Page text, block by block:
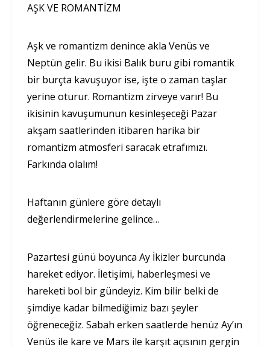
AŞK VE ROMANTİZM
Aşk ve romantizm denince akla Venüs ve
Neptün gelir. Bu ikisi Balık buru gibi romantik
bir burçta kavuşuyor ise, işte o zaman taşlar
yerine oturur. Romantizm zirveye varır! Bu
ikisinin kavuşumunun kesinleşeceği Pazar
akşam saatlerinden itibaren harika bir
romantizm atmosferi saracak etrafımızı.
Farkında olalım!
Haftanın günlere göre detaylı
değerlendirmelerine gelince…
Pazartesi günü boyunca Ay İkizler burcunda
hareket ediyor. İletişimi, haberleşmesi ve
hareketi bol bir gündeyiz. Kim bilir belki de
şimdiye kadar bilmediğimiz bazı şeyler
öğreneceğiz. Sabah erken saatlerde henüz Ay’ın
Venüs ile kare ve Mars ile karşıt açısının gergin